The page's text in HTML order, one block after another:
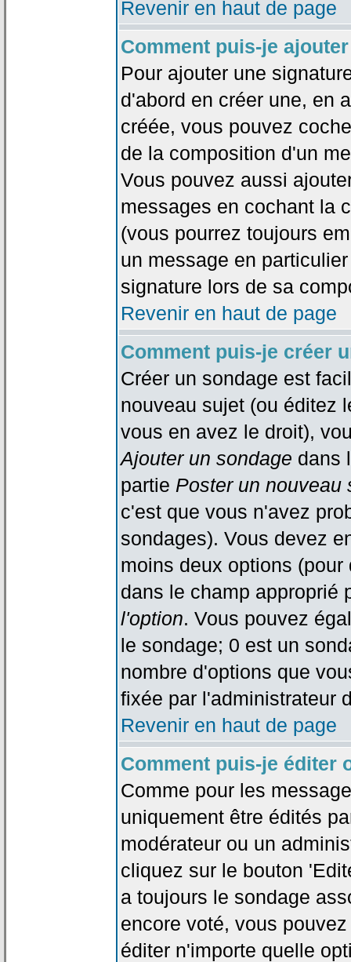
Revenir en haut de page
Comment puis-je
Pour ajouter une
d'abord en créer une, en
créée, vous pouvez
de la composition d'un
Vous pouvez aussi
messages en cochant la
(vous pourrez toujours
un message en
signature lors de sa
Revenir en haut de page
Comment puis-je créer
Créer un sondage est
nouveau sujet (ou éditez
vous en avez le droit),
Ajouter un sondage dans
partie Poster un nouveau
c'est que vous n'avez
sondages). Vous devez
moins deux options
dans le champ
l'option. Vous pouvez
le sondage; 0 est un
nombre d'options que
fixée par l'administrateur
Revenir en haut de page
Comment puis-je éditer
Comme pour les
uniquement être édités
modérateur ou un
cliquez sur le bouton
a toujours le sondage
encore voté, vous
éditer n'importe quelle